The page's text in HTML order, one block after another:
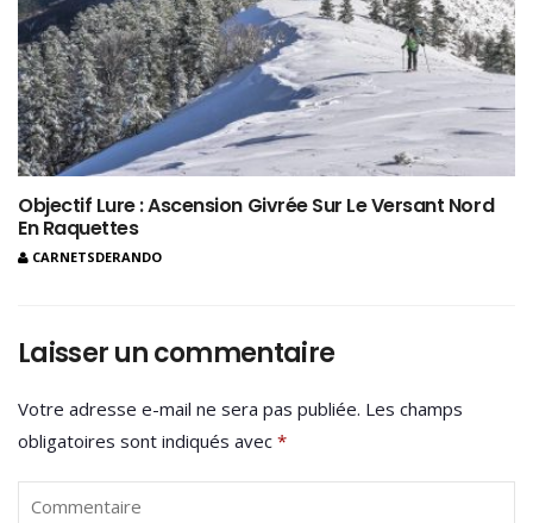
Objectif Lure : Ascension Givrée Sur Le Versant Nord
En Raquettes
CARNETSDERANDO
Laisser un commentaire
Votre adresse e-mail ne sera pas publiée. Les champs
obligatoires sont indiqués avec *